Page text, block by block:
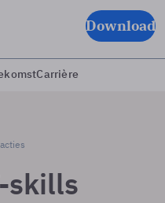
Download
Carrière
skills